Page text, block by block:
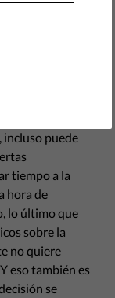
o la
incluso puede
tiempo a la
hora de
lo último que
sobre la
no quiere
eso también es
se